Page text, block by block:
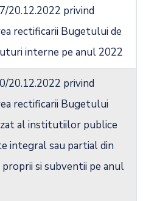
20.12.2022 privind
rectificarii Bugetului de
interne pe anul 2022
20.12.2022 privind
rectificarii Bugetului
al institutiilor publice
integral sau partial din
si subventii pe anul